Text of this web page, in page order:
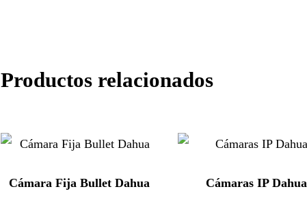
Productos relacionados
Cámara Fija Bullet Dahua Cámaras IP Dahua